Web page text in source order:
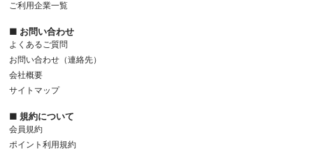
ご利用企業一覧
■ お問い合わせ
よくあるご質問
お問い合わせ（連絡先）
会社概要
サイトマップ
■ 規約について
会員規約
ポイント利用規約